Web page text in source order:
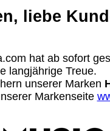
liebe
hat ab sofort
langjährige Treue.
unserer Marken
Markenseite